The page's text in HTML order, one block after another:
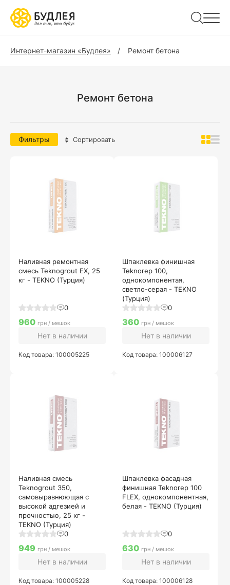
Интернет-магазин «Будлея» Ремонт бетона
Ремонт бетона
Фильтры Сортировать
Наливная ремонтная
смесь Teknogrout EX, 25
кг - TEKNO (Турция)
0
960 грн / мешок
Нет в наличии
Код товара: 100005225
Шпаклевка финишная
Teknorep 100,
однокомпонентая,
светло-серая - TEKNO
(Турция)
0
360 грн / мешок
Нет в наличии
Код товара: 100006127
Наливная смесь
Teknogrout 350,
самовыравнюющая с
высокой адгезией и
прочностью, 25 кг -
TEKNO (Турция)
0
949 грн / мешок
Нет в наличии
Код товара: 100005228
Шпаклевка фасадная
финишная Teknorep 100
FLEX, однокомпонентная,
белая - TEKNO (Турция)
0
630 грн / мешок
Нет в наличии
Код товара: 100006128